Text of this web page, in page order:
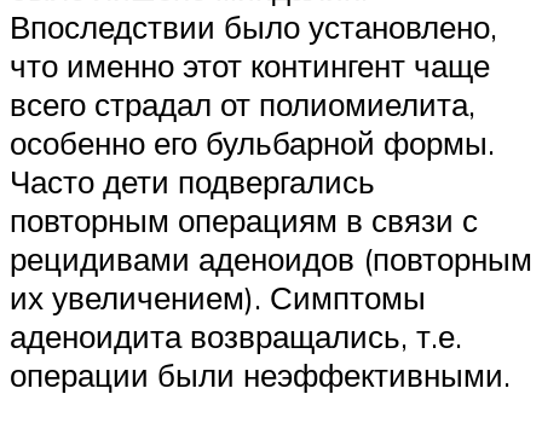
Впоследствии было установлено,
что именно этот контингент чаще
всего страдал от полиомиелита,
особенно его бульбарной формы.
Часто дети подвергались
повторным операциям в связи с
рецидивами аденоидов (повторным
их увеличением). Симптомы
аденоидита возвращались, т.е.
операции были неэффективными.